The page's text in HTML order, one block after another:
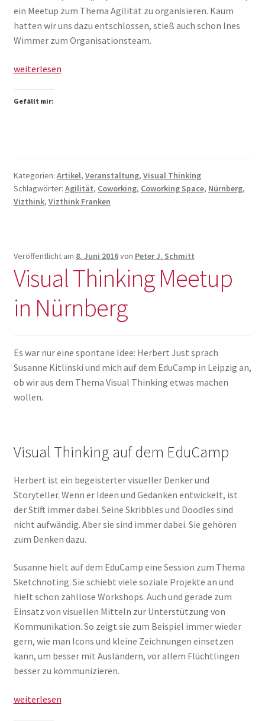
ein Meetup zum Thema Agilität zu organisieren. Kaum
hatten wir uns dazu entschlossen, stieß auch schon Ines
Wimmer zum Organisationsteam.
Vizthink
#5:
weiterlesen
Gefällt mir:
Kategorien: Artikel, Veranstaltung, Visual Thinking
Schlagwörter: Agilität, Coworking, Coworking Space, Nürnberg,
Vizthink, Vizthink Franken
Veröffentlicht am 8. Juni 2016von Peter J. Schmitt
Visual Thinking Meetup
in Nürnberg
Es war nur eine spontane Idee: Herbert Just sprach
Susanne Kitlinski und mich auf dem EduCamp in Leipzig an,
ob wir aus dem Thema Visual Thinking etwas machen
wollen.
Visual Thinking auf dem EduCamp
Herbert ist ein begeisterter visueller Denker und
Storyteller. Wenn er Ideen und Gedanken entwickelt, ist
der Stift immer dabei. Seine Skribbles und Doodles sind
nicht aufwändig. Aber sie sind immer dabei. Sie gehören
zum Denken dazu.
Susanne hielt auf dem EduCamp eine Session zum Thema
Sketchnoting. Sie schiebt viele soziale Projekte an und
hielt schon zahllose Workshops. Auch und gerade zum
Einsatz von visuellen Mitteln zur Unterstützung von
Kommunikation. So zeigt sie zum Beispiel immer wieder
gern, wie man Icons und kleine Zeichnungen einsetzen
kann, um besser mit Ausländern, vor allem Flüchtlingen
besser zu kommunizieren.
Visual
weiterlesen